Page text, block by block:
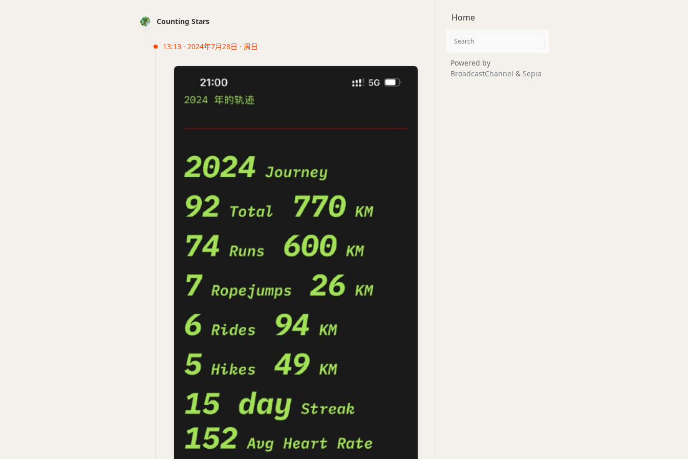
Counting Stars
13:13 · 2024年7月28日 · 周日
Home
Powered by
BroadcastChannel & Sepia